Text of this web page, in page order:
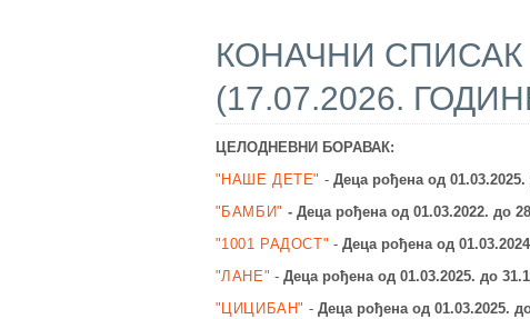
КОНАЧНИ СПИСАК
(17.07.2026.
ЦЕЛОДНЕВНИ БОРАВАК:
"НАШЕ ДЕТЕ" -Деца рођена од 01.03.2025.
"БАМБИ" - Деца рођена од 01.03.2022. до
"1001 РАДОСТ" -Деца рођена од
"ЛАНЕ" -Деца рођена од 01.03.2025.до
"ЦИЦИБАН" - Деца рођена од 01.03.2025.